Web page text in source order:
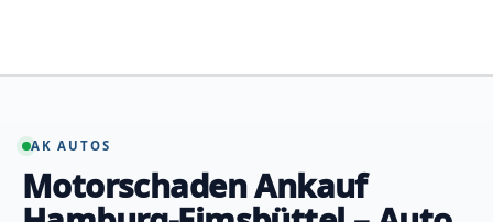
springen
AK AUTOS
Motorschaden Ankauf